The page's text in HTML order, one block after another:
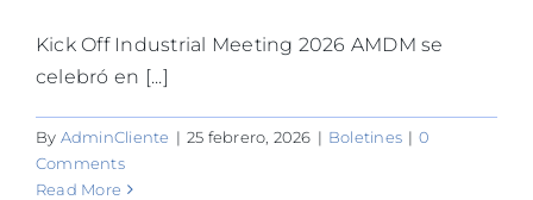
Kick Off Industrial Meeting 2026 AMDM se
celebró en [...]
By AdminCliente | 25 febrero, 2026 | Boletines | 0
Comments
Read More